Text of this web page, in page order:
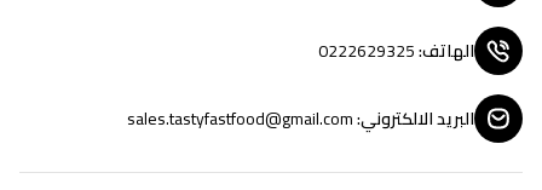
الهاتف:
0222629325
البريد الالكتروني:
sales.tastyfastfood@gmail.com